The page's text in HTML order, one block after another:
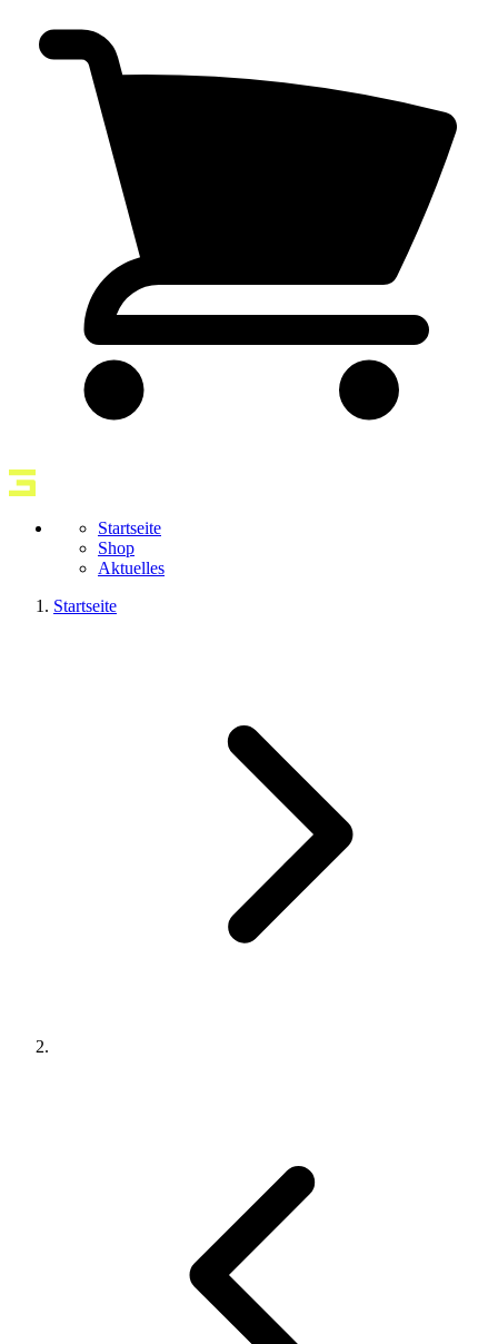
Startseite
Shop
Aktuelles
Startseite